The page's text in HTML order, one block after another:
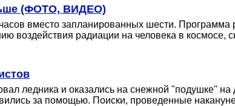
(ФОТО, ВИДЕО)
вместо запланированных шести.
воздействия радиации на человека в космосе,
ледника и оказались на снежной "подушке"
за помощью. Поиски, проведенные